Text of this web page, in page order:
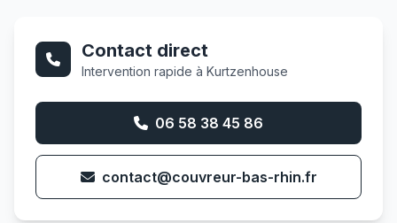
Contact direct
Intervention rapide à Kurtzenhouse
06 58 38 45 86
contact@couvreur-bas-rhin.fr